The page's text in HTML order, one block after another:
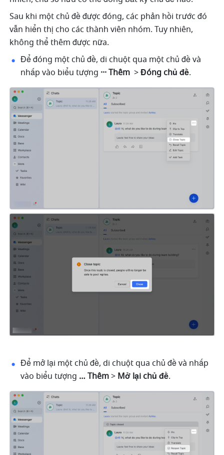
Sau khi một chủ đề được đóng, các phản hồi trước đó
vẫn hiển thị cho các thành viên nhóm. Tuy nhiên,
không thể thêm được nữa.
Để đóng một chủ đề, di chuột qua một chủ đề và
nhấp vào biểu tượng ··· Thêm > Đóng chủ đề.
Để mở lại một chủ đề, di chuột qua chủ đề và nhấp
vào biểu tượng … Thêm > Mở lại chủ đề.